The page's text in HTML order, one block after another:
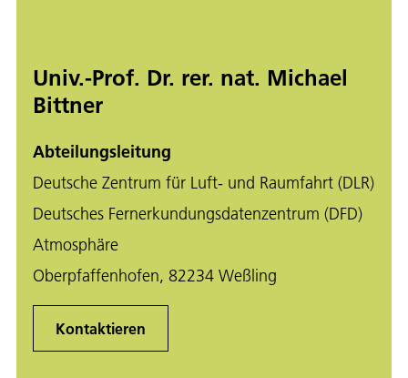
Univ.-Prof. Dr. rer. nat. Michael
Bittner
Abteilungsleitung
Deutsche Zentrum für Luft- und Raumfahrt (DLR)
Deutsches Fernerkundungsdatenzentrum (DFD)
Atmosphäre
Oberpfaffenhofen, 82234 Weßling
Kontaktieren